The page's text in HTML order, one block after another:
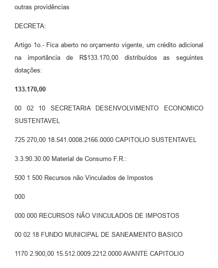
Carta de Serviços
outras providências
DECRETA:
Artigo 1o.- Fica aberto no orçamento vigente, um crédito adicional
na importância de R$133.170,00 distribuídos as seguintes
dotações:
133.170,00
00 02 10 SECRETARIA DESENVOLVIMENTO ECONOMICO
SUSTENTAVEL
725 270,00 18.541.0008.2166.0000 CAPITOLIO SUSTENTAVEL
3.3.90.30.00 Material de Consumo F.R.:
500 1 500 Recursos não Vinculados de Impostos
000
000 000 RECURSOS NÃO VINCULADOS DE IMPOSTOS
00 02 18 FUNDO MUNICIPAL DE SANEAMENTO BASICO
1170 2.900,00 15.512.0009.2212.0000 AVANTE CAPITOLIO